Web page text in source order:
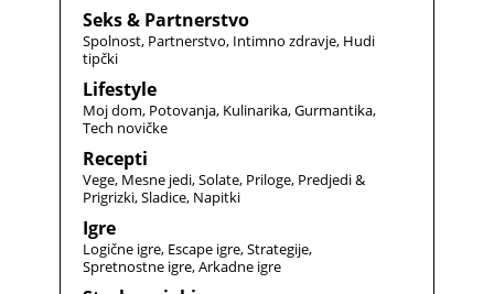
Seks & Partnerstvo
Spolnost Partnerstvo Intimno zdravje Hudi
tipčki
Lifestyle
Moj dom Potovanja Kulinarika Gurmantika
Tech novičke
Recepti
Vege Mesne jedi Solate Priloge Predjedi &
Prigrizki Sladice Napitki
Igre
Logične igre Escape igre Strategije
Spretnostne igre Arkadne igre